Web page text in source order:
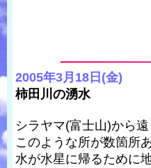
2005年3月18日(金)
柿田川の湧水
シラヤマ(富士山)から
このような所が数箇所
水が水星に帰るために